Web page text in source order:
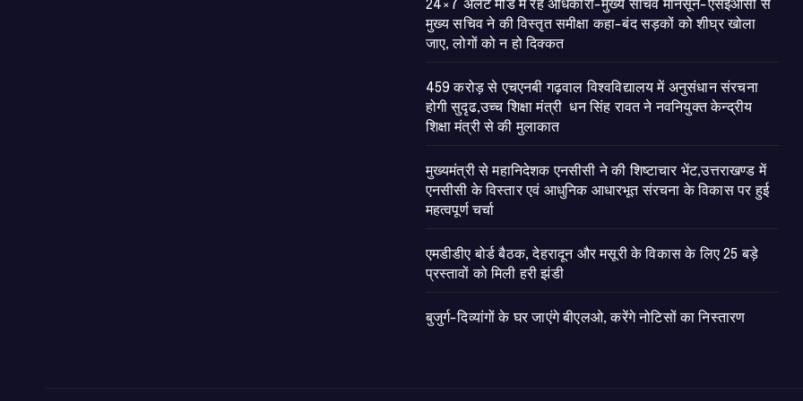
24×7 अलर्ट मोड में रहें अधिकारी-मुख्य सचिव मानसून-एसईओसी से
मुख्य सचिव ने की विस्तृत समीक्षा कहा-बंद सड़कों को शीघ्र खोला
जाए, लोगों को न हो दिक्कत
459 करोड़ से एचएनबी गढ़वाल विश्वविद्यालय में अनुसंधान संरचना
होगी सुदृढ,उच्च शिक्षा मंत्री धन सिंह रावत ने नवनियुक्त केन्द्रीय
शिक्षा मंत्री से की मुलाकात
मुख्यमंत्री से महानिदेशक एनसीसी ने की शिष्टाचार भेंट,उत्तराखण्ड में
एनसीसी के विस्तार एवं आधुनिक आधारभूत संरचना के विकास पर हुई
महत्वपूर्ण चर्चा
एमडीडीए बोर्ड बैठक, देहरादून और मसूरी के विकास के लिए 25 बड़े
प्रस्तावों को मिली हरी झंडी
बुजुर्ग-दिव्यांगों के घर जाएंगे बीएलओ, करेंगे नोटिसों का निस्तारण